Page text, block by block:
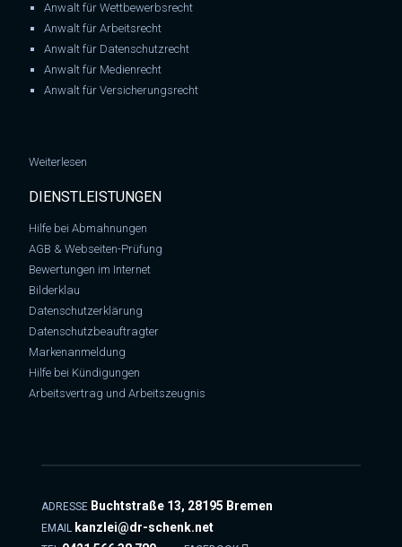
Anwalt für Wettbewerbsrecht
Anwalt für Arbeitsrecht
Anwalt für Datenschutzrecht
Anwalt für Medienrecht
Anwalt für Versicherungsrecht
Weiterlesen
DIENSTLEISTUNGEN
Hilfe bei Abmahnungen
AGB & Webseiten-Prüfung
Bewertungen im Internet
Bilderklau
Datenschutzerklärung
Datenschutzbeauftragter
Markenanmeldung
Hilfe bei Kündigungen
Arbeitsvertrag und Arbeitszeugnis
ADRESSE Buchtstraße 13, 28195 Bremen
EMAIL kanzlei@dr-schenk.net